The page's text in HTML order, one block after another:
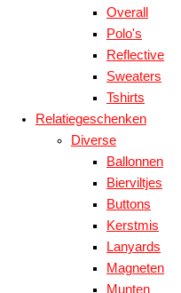
Overall
Polo's
Reflective
Sweaters
Tshirts
Relatiegeschenken
Diverse
Ballonnen
Bierviltjes
Buttons
Kerstmis
Lanyards
Magneten
Munten